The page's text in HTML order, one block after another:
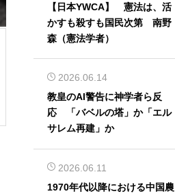
【日本YWCA】 憲法は、活
かすも殺すも国民次第 南野
森（憲法学者）
2026.06.14
教皇のAI警告に神学者ら反
応 「バベルの塔」か「エル
サレム再建」か
2026.06.11
1970年代以降における中国農